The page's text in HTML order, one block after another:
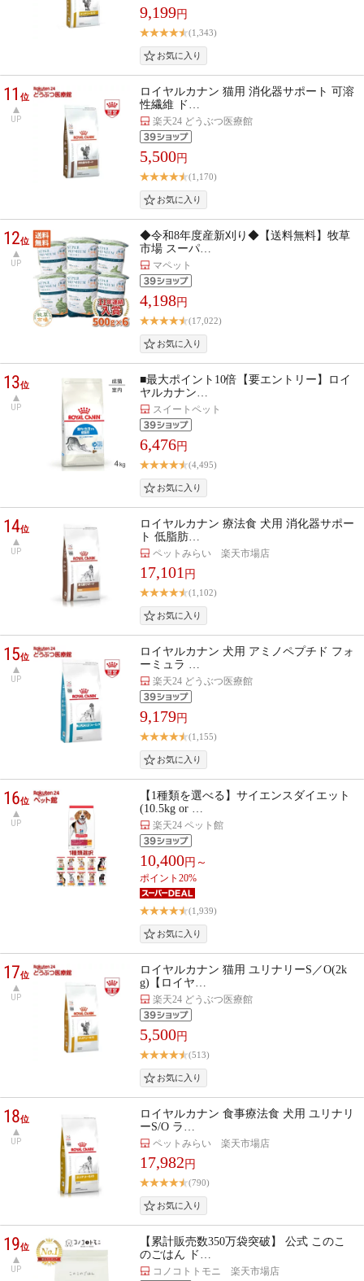
9,199円
(1,343)
11位
UP
ロイヤルカナン 猫用 消化器サポート 可溶
性繊維 ド…
楽天24 どうぶつ医療館
5,500円
(1,170)
12位
UP
◆令和8年度産新刈り◆【送料無料】牧草
市場 スーパ…
マペット
4,198円
(17,022)
13位
UP
■最大ポイント10倍【要エントリー】ロイ
ヤルカナン…
スイートペット
6,476円
(4,495)
14位
UP
ロイヤルカナン 療法食 犬用 消化器サポー
ト 低脂肪…
ペットみらい 楽天市場店
17,101 円
(1,102)
15位
UP
ロイヤルカナン 犬用 アミノペプチド フォ
ーミュラ …
楽天24 どうぶつ医療館
9,179円
(1,155)
16位
UP
【1種類を選べる】サイエンスダイエット
(10.5kg or …
楽天24 ペット館
10,400円～
ポイント20%
(1,939)
17位
UP
ロイヤルカナン 猫用 ユリナリーS／O(2k
g)【ロイヤ…
楽天24 どうぶつ医療館
5,500円
(513)
18位
UP
ロイヤルカナン 食事療法食 犬用 ユリナリ
ーS/O ラ…
ペットみらい 楽天市場店
17,982 円
(790)
19位
UP
【累計販売数350万袋突破】 公式 このこ
のごはん ド…
コノコトトモニ 楽天市場店